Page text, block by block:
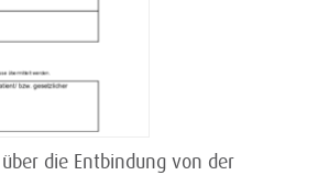
die Entbindung von der